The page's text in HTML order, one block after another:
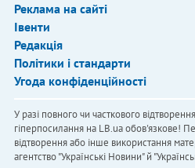
Реклама на сайті
Івенти
Редакція
Політики і стандарти
Угода конфіденційності
У разі повного чи часткового
гіперпосилання на LB.ua обов'язкове!
відтворення або інше використання
агентство "Українськi Новини" й